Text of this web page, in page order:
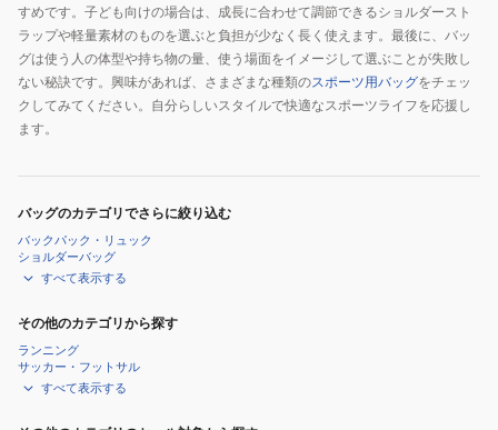
すめです。子ども向けの場合は、成長に合わせて調節できるショルダースト
ラップや軽量素材のものを選ぶと負担が少なく長く使えます。最後に、バッ
グは使う人の体型や持ち物の量、使う場面をイメージして選ぶことが失敗し
ない秘訣です。興味があれば、さまざまな種類のスポーツ用バッグをチェッ
クしてみてください。自分らしいスタイルで快適なスポーツライフを応援し
ます。
バッグのカテゴリでさらに絞り込む
バックパック・リュック
ショルダーバッグ
すべて表示する
その他のカテゴリから探す
ランニング
サッカー・フットサル
すべて表示する